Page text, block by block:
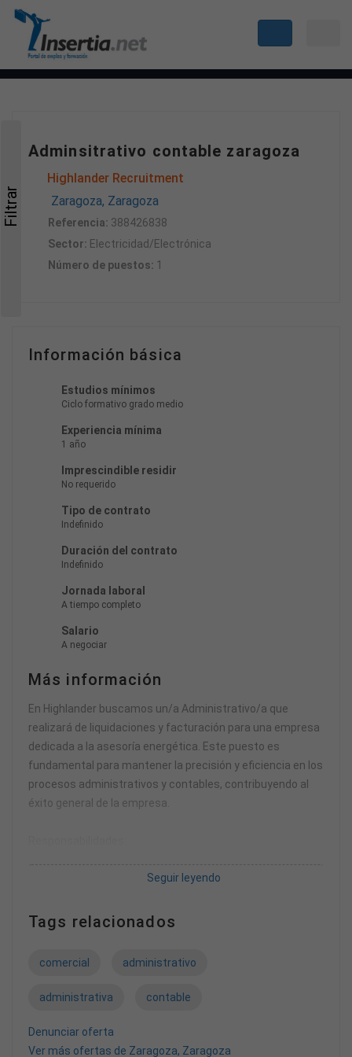
Adminsitrativo contable zaragoza
Highlander Recruitment
Zaragoza, Zaragoza
Referencia: 388426838
Sector: Electricidad/Electrónica
Número de puestos: 1
Información básica
Estudios mínimos
Ciclo formativo grado medio
Experiencia mínima
1 año
Imprescindible residir
No requerido
Tipo de contrato
Indefinido
Duración del contrato
Indefinido
Jornada laboral
A tiempo completo
Salario
A negociar
Más información
En Highlander buscamos un/a Administrativo/a que
realizará de liquidaciones y facturación para una empresa
dedicada a la asesoría energética. Este puesto es
fundamental para mantener la precisión y eficiencia en los
procesos administrativos y contables, contribuyendo al
éxito general de la empresa.
* Realizar liquidaciones mensuales y/o periódicas
* Administrar contraseñas y accesos de usuarios y
usuarios en los sistemas.
normativas fiscales y contables.
* Apoyar en la contabilización de operaciones y realizar
Seguir leyendo
Tags relacionados
comercial administrativo
administrativa contable
Denunciar oferta
Ver más ofertas de Zaragoza, Zaragoza
Filtrar